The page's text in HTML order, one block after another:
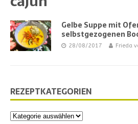
Gelbe Suppe mit
selbstgezogenen
28/08/2017 Frieda
REZEPTKATEGORIEN